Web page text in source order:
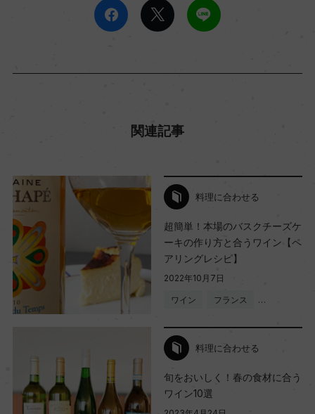
関連記事
料理に合わせる
超簡単！本場のバスクチーズケ
ーキの作り方と合うワイン【ペ
アリングレシピ】
2022年10月7日
ワイン フランス …
料理に合わせる
旬をおいしく！春の食材に合う
ワイン10選